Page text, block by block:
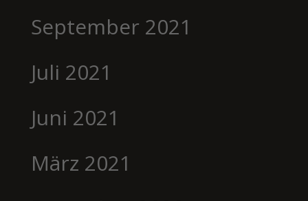
September 2021
Juli 2021
Juni 2021
März 2021